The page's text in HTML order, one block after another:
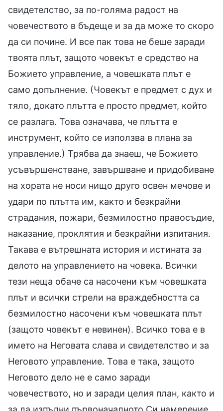
свидетелство, за по-голяма радост на
човечеството в бъдеще и за да може то скоро
да си почине. И все пак това не беше заради
твоята плът, защото човекът е средство на
Божието управление, а човешката плът е
само допълнение. (Човекът е предмет с дух и
тяло, докато плътта е просто предмет, който
се разлага. Това означава, че плътта е
инструмент, който се използва в плана за
управление.) Трябва да знаеш, че Божието
усъвършенстване, завършване и придобиване
на хората не носи нищо друго освен мечове и
удари по плътта им, както и безкрайни
страдания, пожари, безмилостно правосъдие,
наказание, проклятия и безкрайни изпитания.
Такава е вътрешната история и истината за
делото на управлението на човека. Всички
тези неща обаче са насочени към човешката
плът и всички стрели на враждебността са
безмилостно насочени към човешката плът
(защото човекът е невинен). Всичко това е в
името на Неговата слава и свидетелство и за
Неговото управление. Това е така, защото
Неговото дело не е само заради
човечеството, но и заради целия план, както и